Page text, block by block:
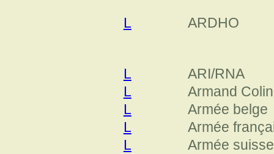
L ARDHO
L
ARI/RNA
L
Armand Colin
L
Armée belge
L
Armée
L
Armée suisse